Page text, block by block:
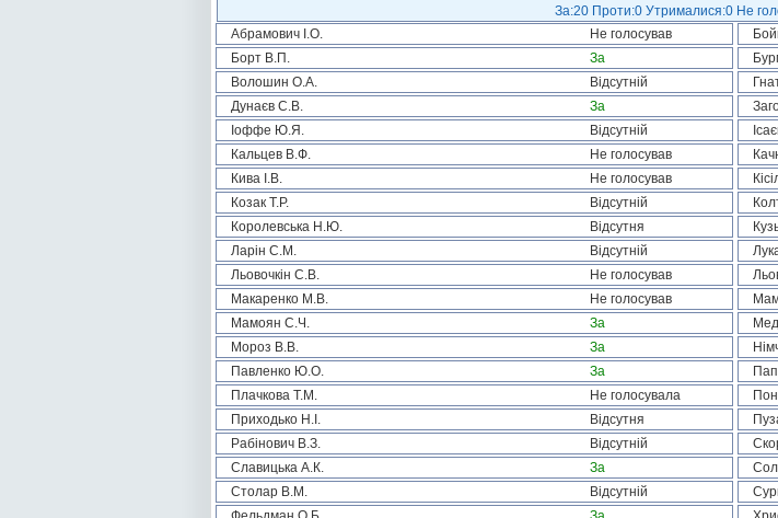
За:20 Проти:0 Утрималися:0 Не
Абрамович І.О.
Не голосував
Борт В.П.
За
Волошин О.А.
Відсутній
Дунаєв С.В.
За
Іоффе Ю.Я.
Відсутній
Кальцев В.Ф.
Не голосував
Кива І.В.
Не голосував
Козак Т.Р.
Відсутній
Королевська Н.Ю.
Відсутня
Ларін С.М.
Відсутній
Льовочкін С.В.
Не голосував
Макаренко М.В.
Не голосував
Мамоян С.Ч.
За
Мороз В.В.
За
Павленко Ю.О.
За
Плачкова Т.М.
Не голосувала
Приходько Н.І.
Відсутня
Рабінович В.З.
Відсутній
Славицька А.К.
За
Столар В.М.
Відсутній